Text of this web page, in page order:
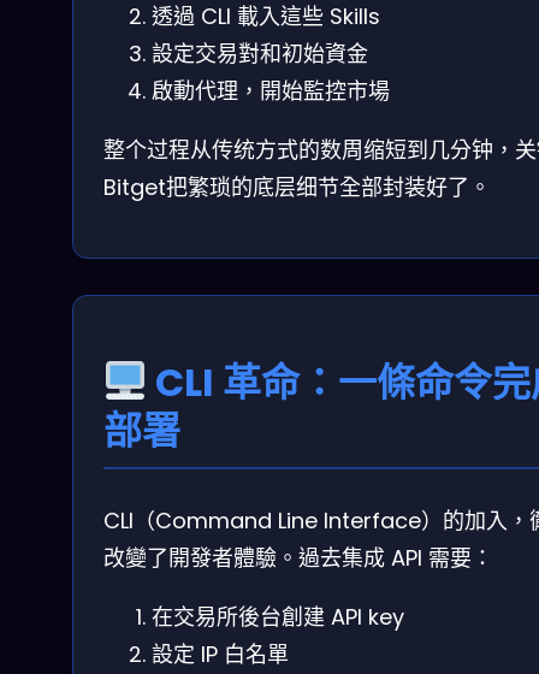
透過 CLI 載入這些 Skills
設定交易對和初始資金
啟動代理，開始監控市場
整个过程从传统方式的数周缩短到几分钟，
Bitget把繁琐的底层细节全部封装好了。
CLI 革命：一條命令
部署
CLI（Command Line Interface）的加入，
改變了開發者體驗。過去集成 API 需要：
在交易所後台創建 API key
設定 IP 白名單